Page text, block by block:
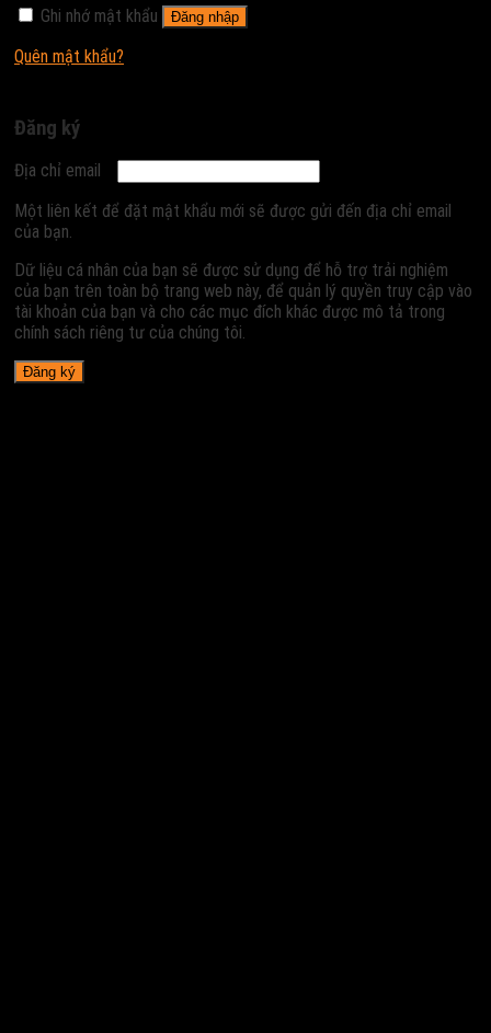
Ghi nhớ mật khẩu
Đăng nhập
Quên mật khẩu?
Đăng ký
Địa chỉ email
Một liên kết để đặt mật khẩu mới sẽ được gửi đến địa chỉ email
của bạn.
Dữ liệu cá nhân của bạn sẽ được sử dụng để hỗ trợ trải nghiệm
của bạn trên toàn bộ trang web này, để quản lý quyền truy cập vào
tài khoản của bạn và cho các mục đích khác được mô tả trong
chính sách riêng tư của chúng tôi.
Đăng ký